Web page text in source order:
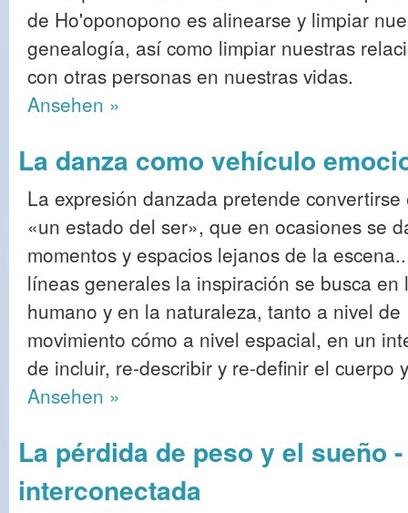
de Ho'oponopono es alinearse y limpiar
genealogía, así como limpiar nuestras
con otras personas en nuestras vidas.
Ansehen »
La danza como vehículo
La expresión danzada pretende convertirse
«un estado del ser», que en ocasiones se
momentos y espacios lejanos de la
líneas generales la inspiración se busca en
humano y en la naturaleza, tanto a nivel de
movimiento cómo a nivel espacial, en un
de incluir, re-describir y re-definir el cuerpo
Ansehen »
La pérdida de peso y el sueño
interconectada